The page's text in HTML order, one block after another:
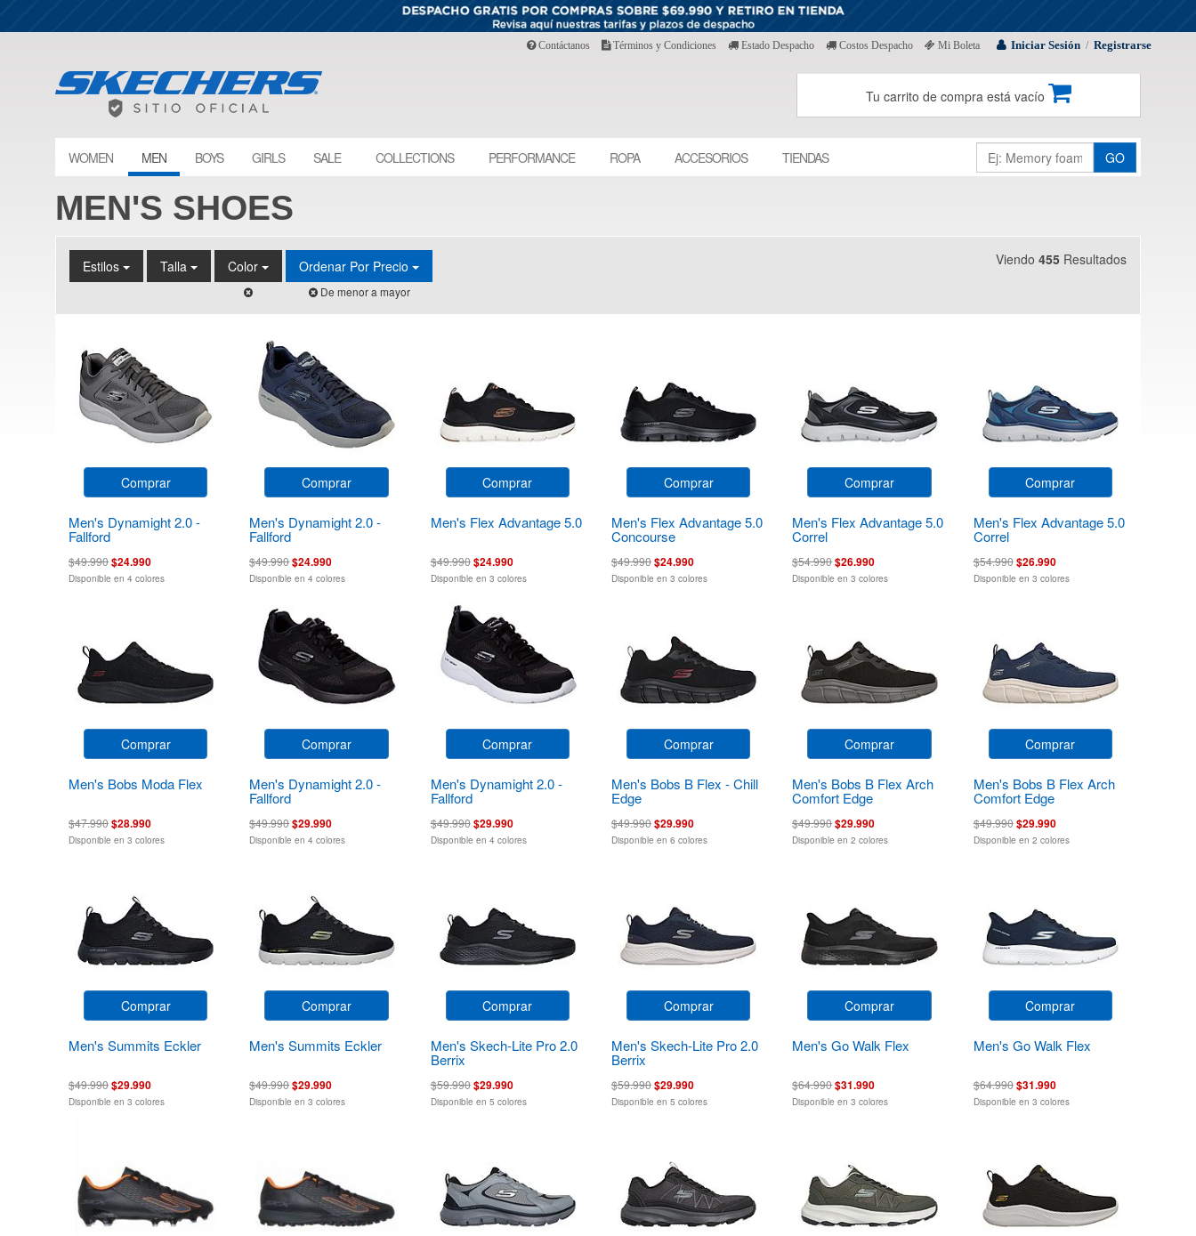
Iniciar Sesión / Registrarse
Contáctanos Términos y Condiciones Estado Despacho Costos Despacho Mi Boleta
Tu carrito de compra está vacío
WOMEN MEN BOYS GIRLS SALE COLLECTIONS PERFORMANCE ROPA ACCESORIOS TIENDAS GO
MEN'S SHOES
Estilos Talla Color Ordenar Por Precio
De menor a mayor
Viendo 455 Resultados
Comprar
Men's Dynamight 2.0 -
Fallford
$49.990$24.990
Disponible en 4 colores
Comprar
Men's Dynamight 2.0 -
Fallford
$49.990$24.990
Disponible en 4 colores
Comprar
Men's Flex Advantage 5.0
$49.990$24.990
Disponible en 3 colores
Comprar
Men's Flex Advantage 5.0
Concourse
$49.990$24.990
Disponible en 3 colores
Comprar
Men's Flex Advantage 5.0
Correl
$54.990$26.990
Disponible en 3 colores
Comprar
Men's Flex Advantage 5.0
Correl
$54.990$26.990
Disponible en 3 colores
Comprar
Men's Bobs Moda Flex
$47.990$28.990
Disponible en 3 colores
Comprar
Men's Dynamight 2.0 -
Fallford
$49.990$29.990
Disponible en 4 colores
Comprar
Men's Dynamight 2.0 -
Fallford
$49.990$29.990
Disponible en 4 colores
Comprar
Men's Bobs B Flex - Chill
Edge
$49.990$29.990
Disponible en 6 colores
Comprar
Men's Bobs B Flex Arch
Comfort Edge
$49.990$29.990
Disponible en 2 colores
Comprar
Men's Bobs B Flex Arch
Comfort Edge
$49.990$29.990
Disponible en 2 colores
Comprar
Men's Summits Eckler
$49.990$29.990
Disponible en 3 colores
Comprar
Men's Summits Eckler
$49.990$29.990
Disponible en 3 colores
Comprar
Men's Skech-Lite Pro 2.0
Berrix
$59.990$29.990
Disponible en 5 colores
Comprar
Men's Skech-Lite Pro 2.0
Berrix
$59.990$29.990
Disponible en 5 colores
Comprar
Men's Go Walk Flex
$64.990$31.990
Disponible en 3 colores
Comprar
Men's Go Walk Flex
$64.990$31.990
Disponible en 3 colores